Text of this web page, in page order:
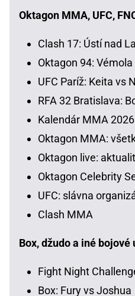
Oktagon MMA, UFC,
Clash 17: Ústí nad
Oktagon 94:
UFC Paríž: Keita vs
RFA 32 Bratislava:
Kalendár MMA 2026
Oktagon MMA:
Oktagon live:
Oktagon Celebrity
UFC: slávna
Clash MMA
Box, džudo a iné bojové
Fight Night
Box: Fury vs Joshua